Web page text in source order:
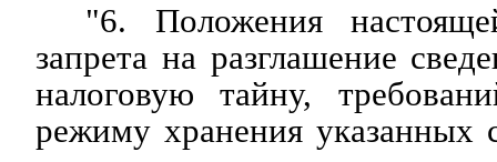
"6. Положения
запрета на разглашение
налоговую тайну,
режиму хранения указанных